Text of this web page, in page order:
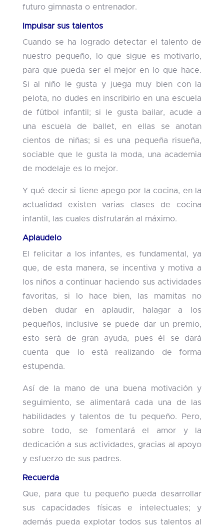
futuro gimnasta o entrenador.
Impulsar sus talentos
Cuando se ha logrado detectar el talento de
nuestro pequeño, lo que sigue es motivarlo,
para que pueda ser el mejor en lo que hace.
Si al niño le gusta y juega muy bien con la
pelota, no dudes en inscribirlo en una escuela
de fútbol infantil; si le gusta bailar, acude a
una escuela de ballet, en ellas se anotan
cientos de niñas; si es una pequeña risueña,
sociable que le gusta la moda, una academia
de modelaje es lo mejor.
Y qué decir si tiene apego por la cocina, en la
actualidad existen varias clases de cocina
infantil, las cuales disfrutarán al máximo.
Aplaudelo
El felicitar a los infantes, es fundamental, ya
que, de esta manera, se incentiva y motiva a
los niños a continuar haciendo sus actividades
favoritas, si lo hace bien, las mamitas no
deben dudar en aplaudir, halagar a los
pequeños, inclusive se puede dar un premio,
esto será de gran ayuda, pues él se dará
cuenta que lo está realizando de forma
estupenda.
Así de la mano de una buena motivación y
seguimiento, se alimentará cada una de las
habilidades y talentos de tu pequeño. Pero,
sobre todo, se fomentará el amor y la
dedicación a sus actividades, gracias al apoyo
y esfuerzo de sus padres.
Recuerda
Que, para que tu pequeño pueda desarrollar
sus capacidades físicas e intelectuales; y
además pueda explotar todos sus talentos al